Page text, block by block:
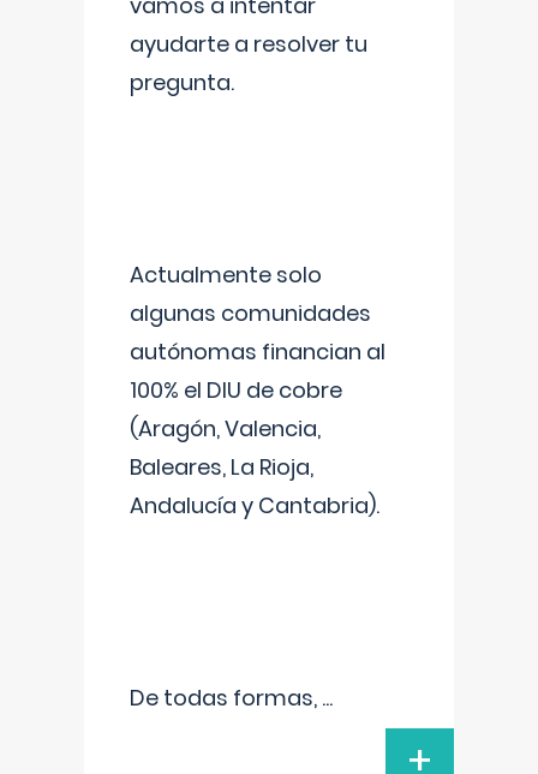
ayudarte a resolver tu
pregunta.
Actualmente solo
algunas comunidades
autónomas financian al
100% el DIU de cobre
(Aragón, Valencia,
Baleares, La Rioja,
Andalucía y Cantabria).
De todas formas, ...
+